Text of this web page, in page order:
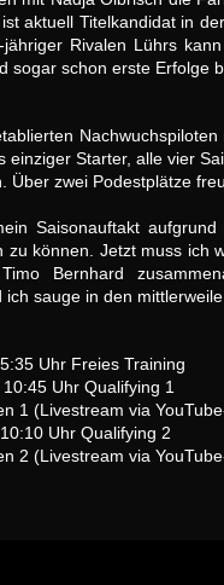
aktuell Titelkandidat in
Rivalen Lührs
sogar schon erste Erfolge
einziger Starter, alle vier
Über zwei Podestplätze
Saisonauftakt
zu können. Jetzt muss ich
Bernhard
sauge in den
Uhr Freies Training
Uhr Qualifying 1
1 (Livestream via
Uhr Qualifying 2
2 (Livestream via